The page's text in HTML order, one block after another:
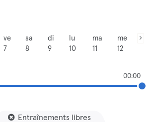
ve
7
sa
8
di
9
lu
10
ma
11
me
12
00:00
Entraînements libres